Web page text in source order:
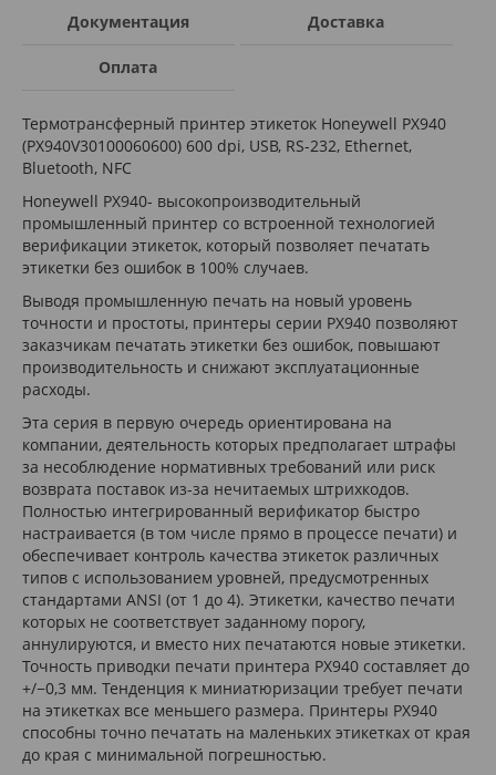
Документация Доставка
Оплата
Термотрансферный принтер этикеток Honeywell PX940
(PX940V30100060600) 600 dpi, USB, RS-232, Ethernet,
Bluetooth, NFC
Honeywell PX940- высокопроизводительный
промышленный принтер со встроенной технологией
верификации этикеток, который позволяет печатать
этикетки без ошибок в 100% случаев.
Выводя промышленную печать на новый уровень
точности и простоты, принтеры серии PX940 позволяют
заказчикам печатать этикетки без ошибок, повышают
производительность и снижают эксплуатационные
расходы.
Эта серия в первую очередь ориентирована на
компании, деятельность которых предполагает штрафы
за несоблюдение нормативных требований или риск
возврата поставок из-за нечитаемых штрихкодов.
Полностью интегрированный верификатор быстро
настраивается (в том числе прямо в процессе печати) и
обеспечивает контроль качества этикеток различных
типов с использованием уровней, предусмотренных
стандартами ANSI (от 1 до 4). Этикетки, качество печати
которых не соответствует заданному порогу,
аннулируются, и вместо них печатаются новые этикетки.
Точность приводки печати принтера PX940 составляет до
+/−0,3 мм. Тенденция к миниатюризации требует печати
на этикетках все меньшего размера. Принтеры PX940
способны точно печатать на маленьких этикетках от края
до края с минимальной погрешностью.